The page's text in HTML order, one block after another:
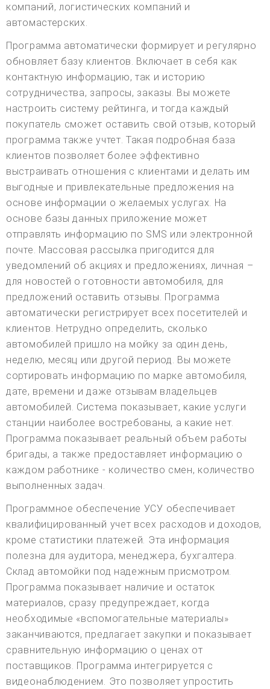
компаний, логистических компаний и
автомастерских.
Программа автоматически формирует и регулярно
обновляет базу клиентов. Включает в себя как
контактную информацию, так и историю
сотрудничества, запросы, заказы. Вы можете
настроить систему рейтинга, и тогда каждый
покупатель сможет оставить свой отзыв, который
программа также учтет. Такая подробная база
клиентов позволяет более эффективно
выстраивать отношения с клиентами и делать им
выгодные и привлекательные предложения на
основе информации о желаемых услугах. На
основе базы данных приложение может
отправлять информацию по SMS или электронной
почте. Массовая рассылка пригодится для
уведомлений об акциях и предложениях, личная –
для новостей о готовности автомобиля, для
предложений оставить отзывы. Программа
автоматически регистрирует всех посетителей и
клиентов. Нетрудно определить, сколько
автомобилей пришло на мойку за один день,
неделю, месяц или другой период. Вы можете
сортировать информацию по марке автомобиля,
дате, времени и даже отзывам владельцев
автомобилей. Система показывает, какие услуги
станции наиболее востребованы, а какие нет.
Программа показывает реальный объем работы
бригады, а также предоставляет информацию о
каждом работнике - количество смен, количество
выполненных задач.
Программное обеспечение УСУ обеспечивает
квалифицированный учет всех расходов и доходов,
кроме статистики платежей. Эта информация
полезна для аудитора, менеджера, бухгалтера.
Склад автомойки под надежным присмотром.
Программа показывает наличие и остаток
материалов, сразу предупреждает, когда
необходимые «вспомогательные материалы»
заканчиваются, предлагает закупки и показывает
сравнительную информацию о ценах от
поставщиков. Программа интегрируется с
видеонаблюдением. Это позволяет упростить